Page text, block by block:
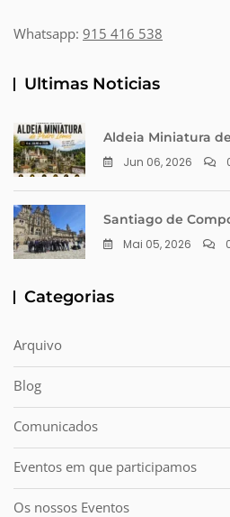
Whatsapp: 915 416 538
Ultimas Noticias
Aldeia Miniatura
Jun 06, 2026
Santiago de
Mai 05, 2026
Categorias
Arquivo
Blog
Comunicados
Eventos em que participamos
Os nossos Eventos